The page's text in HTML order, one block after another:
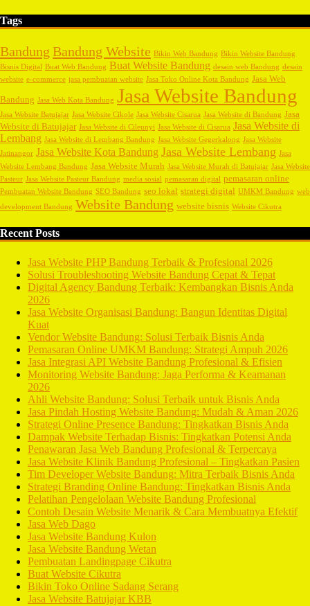
Tags
Bandung Bandung Website Bikin Web Bandung Bikin Website Bandung
Bisnis Digital Buat Web Bandung Buat Website Bandung desain web Bandung desain
website e-commerce jasa pembuatan website Jasa Toko Online Kota Bandung Jasa Web
Bandung Jasa Web Kota Bandung Jasa Website Bandung
Jasa Website Batujajar Jasa Website Cikole Jasa Website Cisarua Jasa Website di Bandung Jasa
Website di Batujajar Jasa Website di Cileunyi Jasa Website di Cisarua Jasa Website di
Lembang Jasa Website di Lembang Bandung Jasa Website Gegerkalong Jasa Website
Jatinangor Jasa Website Kota Bandung Jasa Website Lembang Jasa
Website Lembang Bandung Jasa Website Murah Jasa Website Murah di Batujajar Jasa Website
Pasteur Jasa Website Pasteur Bandung media sosial pemasaran digital pemasaran online
Pembuatan Website Bandung SEO Bandung seo lokal strategi digital UMKM Bandung web
development Bandung Website Bandung website bisnis Website Cikutra
Recent Posts
Jasa Website PHP Bandung Terbaik & Profesional 2026
Solusi Troubleshooting Website Bandung Cepat & Tepat
Digital Agency Bandung Terbaik: Kembangkan Bisnis Anda
2026
Jasa Website Organisasi Bandung: Bangun Identitas Digital
Kuat
Vendor Website Bandung: Solusi Terbaik Bisnis Anda
Pemasaran Online UMKM Bandung: Strategi Ampuh 2026
Jasa Integrasi API Website Bandung Profesional & Efisien
Monitoring Website Bandung: Jaga Performa & Keamanan
2026
Ahli Website Bandung: Solusi Terbaik untuk Bisnis Anda
Jasa Pindah Hosting Website Bandung: Mudah & Aman 2026
Strategi Online Presence Bandung: Tingkatkan Bisnis Anda
Dampak Website Terhadap Bisnis: Tingkatkan Potensi Anda
Penawaran Jasa Web Bandung Profesional & Terpercaya
Jasa Website Klinik Bandung Profesional – Tingkatkan Pasien
Tim Developer Website Bandung: Mitra Terbaik Bisnis Anda
Strategi Branding Online Bandung: Tingkatkan Bisnis Anda
Pelatihan Pengelolaan Website Bandung Profesional
Contoh Desain Website Menarik & Cara Membuatnya Efektif
Jasa Web Dago
Jasa Website Bandung Kulon
Jasa Website Bandung Wetan
Pembuatan Landingpage Cikutra
Buat Website Cikutra
Bikin Toko Online Sadang Serang
Jasa Website Batujajar KBB